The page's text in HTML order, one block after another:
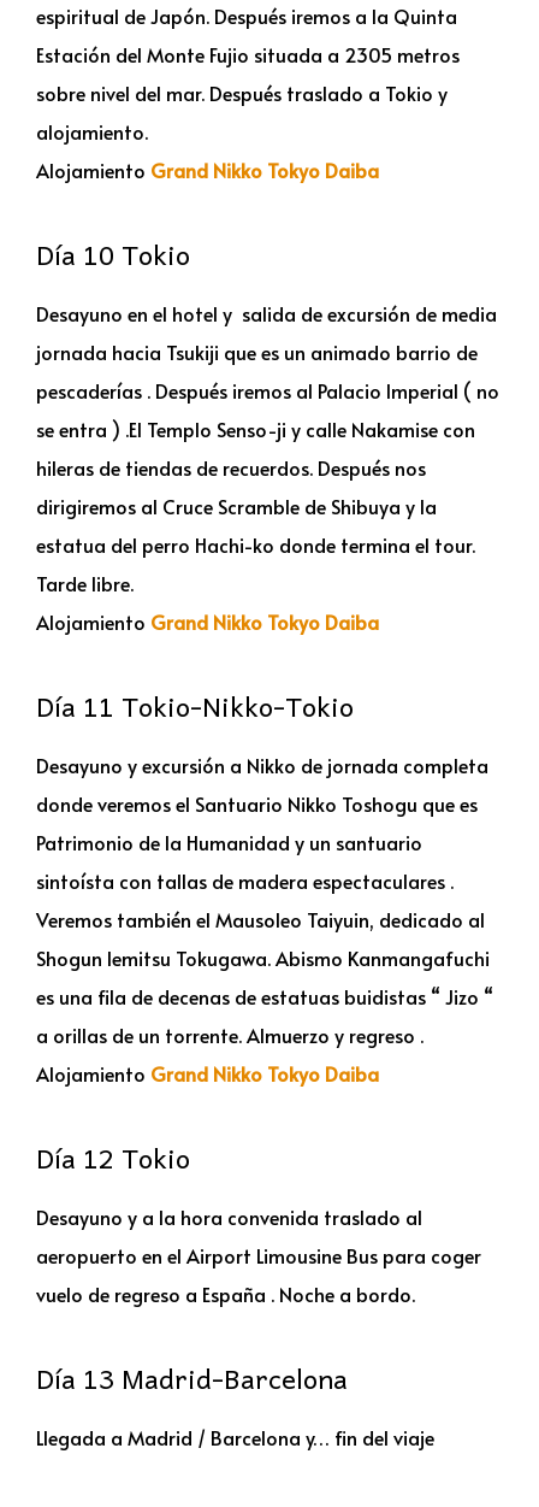
espiritual de Japón. Después iremos a la Quinta
Estación del Monte Fujio situada a 2305 metros
sobre nivel del mar. Después traslado a Tokio y
alojamiento.
Alojamiento Grand Nikko Tokyo Daiba
Día 10 Tokio
Desayuno en el hotel y salida de excursión de media
jornada hacia Tsukiji que es un animado barrio de
pescaderías . Después iremos al Palacio Imperial ( no
se entra ) .El Templo Senso-ji y calle Nakamise con
hileras de tiendas de recuerdos. Después nos
dirigiremos al Cruce Scramble de Shibuya y la
estatua del perro Hachi-ko donde termina el tour.
Tarde libre.
Alojamiento Grand Nikko Tokyo Daiba
Día 11 Tokio-Nikko-Tokio
Desayuno y excursión a Nikko de jornada completa
donde veremos el Santuario Nikko Toshogu que es
Patrimonio de la Humanidad y un santuario
sintoísta con tallas de madera espectaculares .
Veremos también el Mausoleo Taiyuin, dedicado al
Shogun lemitsu Tokugawa. Abismo Kanmangafuchi
es una fila de decenas de estatuas buidistas “ Jizo “
a orillas de un torrente. Almuerzo y regreso .
Alojamiento Grand Nikko Tokyo Daiba
Día 12 Tokio
Desayuno y a la hora convenida traslado al
aeropuerto en el Airport Limousine Bus para coger
vuelo de regreso a España . Noche a bordo.
Día 13 Madrid-Barcelona
Llegada a Madrid / Barcelona y… fin del viaje